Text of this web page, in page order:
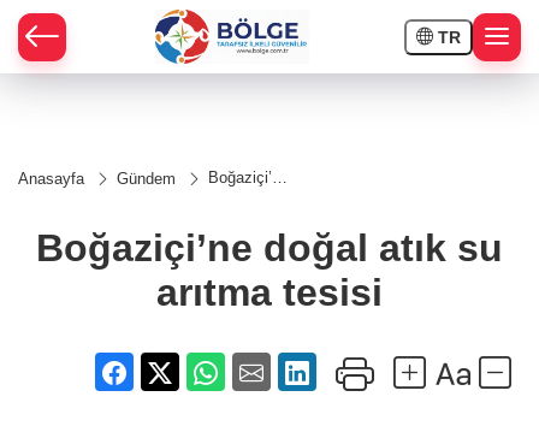
TR
Anasayfa Gündem
Boğaziçi’ne
Boğaziçi’ne doğal atık su
arıtma tesisi